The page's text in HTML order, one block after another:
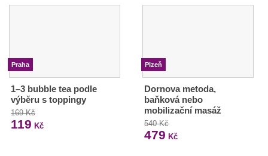
Praha
1–3 bubble tea podle
výběru s toppingy
169 Kč
119 Kč
Plzeň
Dornova metoda,
baňková nebo
mobilizační masáž
540 Kč
479 Kč